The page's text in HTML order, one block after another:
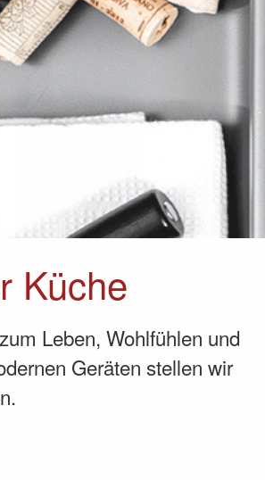
Küche
Leben, Wohlfühlen und
Geräten stellen wir